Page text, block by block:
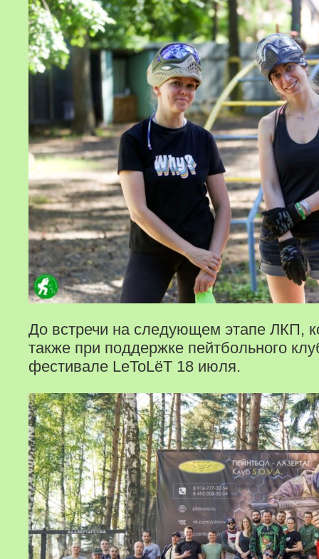
До встречи на следующем этапе ЛКП,
также при поддержке пейтбольного
фестивале LеToLёT 18 июля.